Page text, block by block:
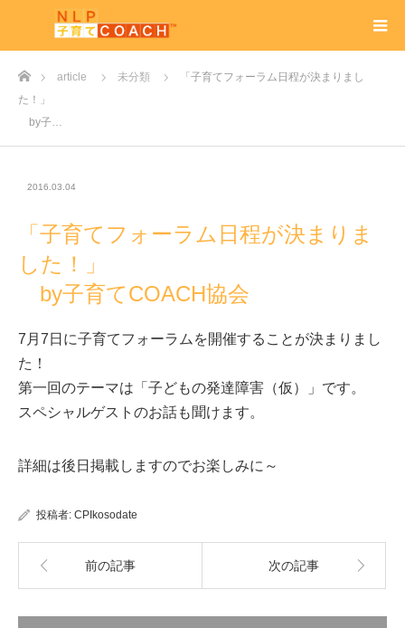
article 未分類
「子育てフォーラム日程が決まりまし
た！」
by子…
2016.03.04
「子育てフォーラム日程が決まりま
した！」
by子育てCOACH協会
7月7日に子育てフォーラムを開催することが決まりまし
た！
第一回のテーマは「子どもの発達障害（仮）」です。
スペシャルゲストのお話も聞けます。
詳細は後日掲載しますのでお楽しみに～
投稿者: CPIkosodate
前の記事 次の記事